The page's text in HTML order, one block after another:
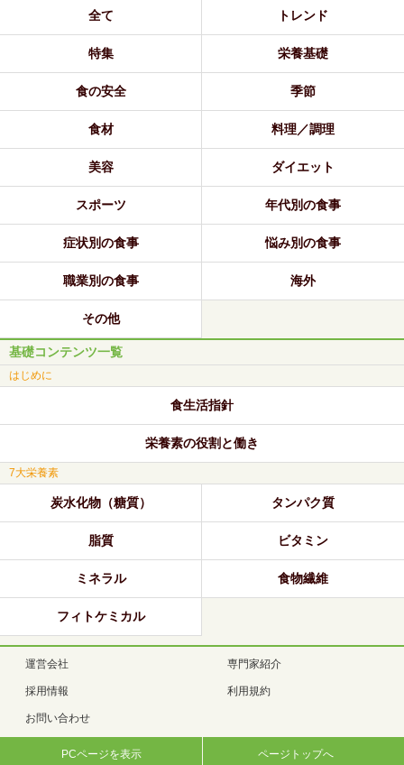
全て トレンド
特集 栄養基礎
食の安全 季節
食材 料理／調理
美容 ダイエット
スポーツ 年代別の食事
症状別の食事 悩み別の食事
職業別の食事 海外
その他
基礎コンテンツ一覧
はじめに
食生活指針
栄養素の役割と働き
7大栄養素
炭水化物（糖質） タンパク質
脂質 ビタミン
ミネラル 食物繊維
フィトケミカル
運営会社 専門家紹介
採用情報 利用規約
お問い合わせ
PCページを表示 ページトップへ